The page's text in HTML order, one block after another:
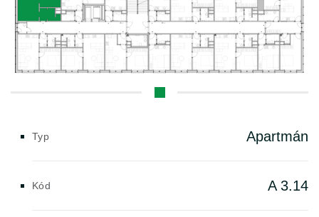
Typ Apartmán
Kód A 3.14